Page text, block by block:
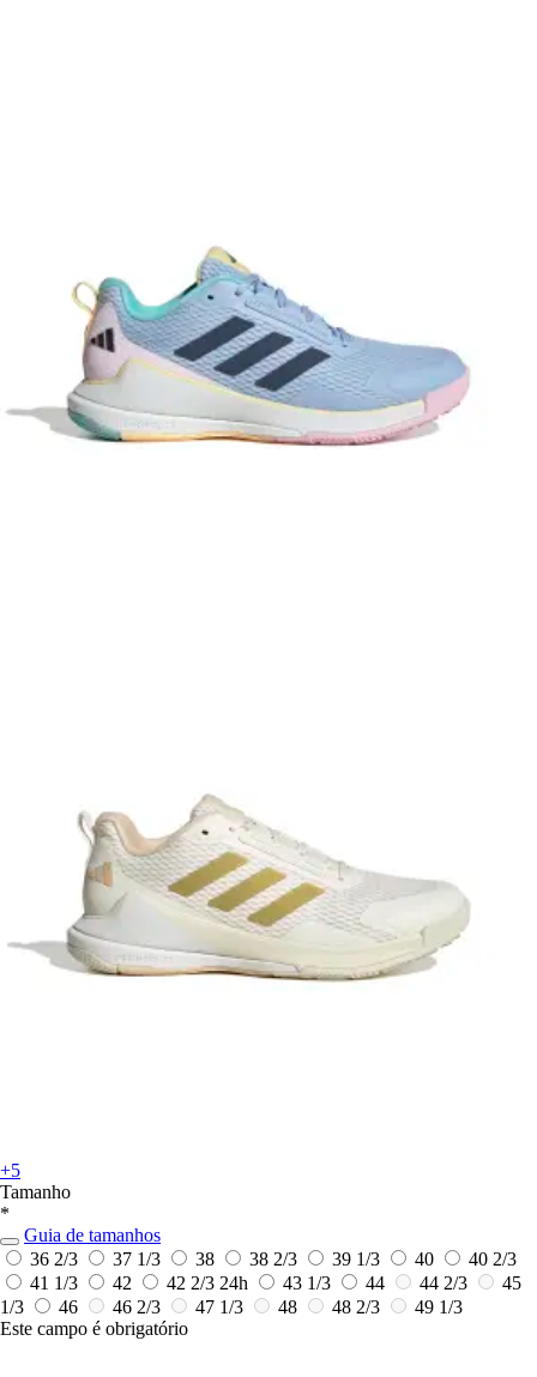
+5
Tamanho
*
Guia de tamanhos
36 2/3
37 1/3 38 38 2/3 39 1/3 40
40 2/3
41 1/3
42 42 2/3 24h 43 1/3 44 44 2/3
45
1/3
46 46 2/3 47 1/3 48 48 2/3
49 1/3
Este campo é obrigatório